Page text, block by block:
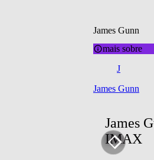
James Gunn
mais sobre
J
James Gunn
James
IMAX